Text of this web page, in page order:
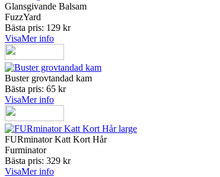
Glansgivande Balsam
FuzzYard
Bästa pris: 129 kr
VisaMer info
Buster grovtandad kam
Bästa pris: 65 kr
VisaMer info
FURminator Katt Kort Hår
Furminator
Bästa pris: 329 kr
VisaMer info